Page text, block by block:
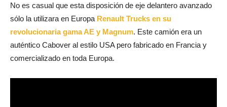
No es casual que esta disposición de eje delantero avanzado
sólo la utilizara en Europa Renault Trucks en su
revolucionaria gama AE y Magnum. Este camión era un
auténtico Cabover al estilo USA pero fabricado en Francia y
comercializado en toda Europa.